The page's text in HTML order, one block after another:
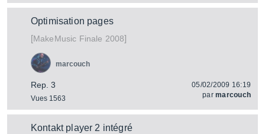
Optimisation pages
[MakeMusic Finale 2008]
Rep. 3
Vues 1563
marcouch
05/02/2009 16:19
parmarcouch
Kontakt player 2 intégré